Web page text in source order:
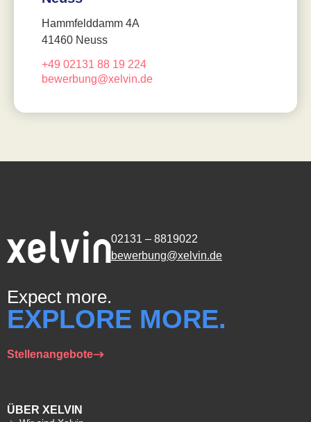
Hammfelddamm 4A
41460 Neuss
+49 02131 88 19 224
bewerbung@xelvin.de
02131 – 8819022
bewerbung@xelvin.de
Expect more.
EXPLORE MORE.
Stellenangebote
ÜBER XELVIN